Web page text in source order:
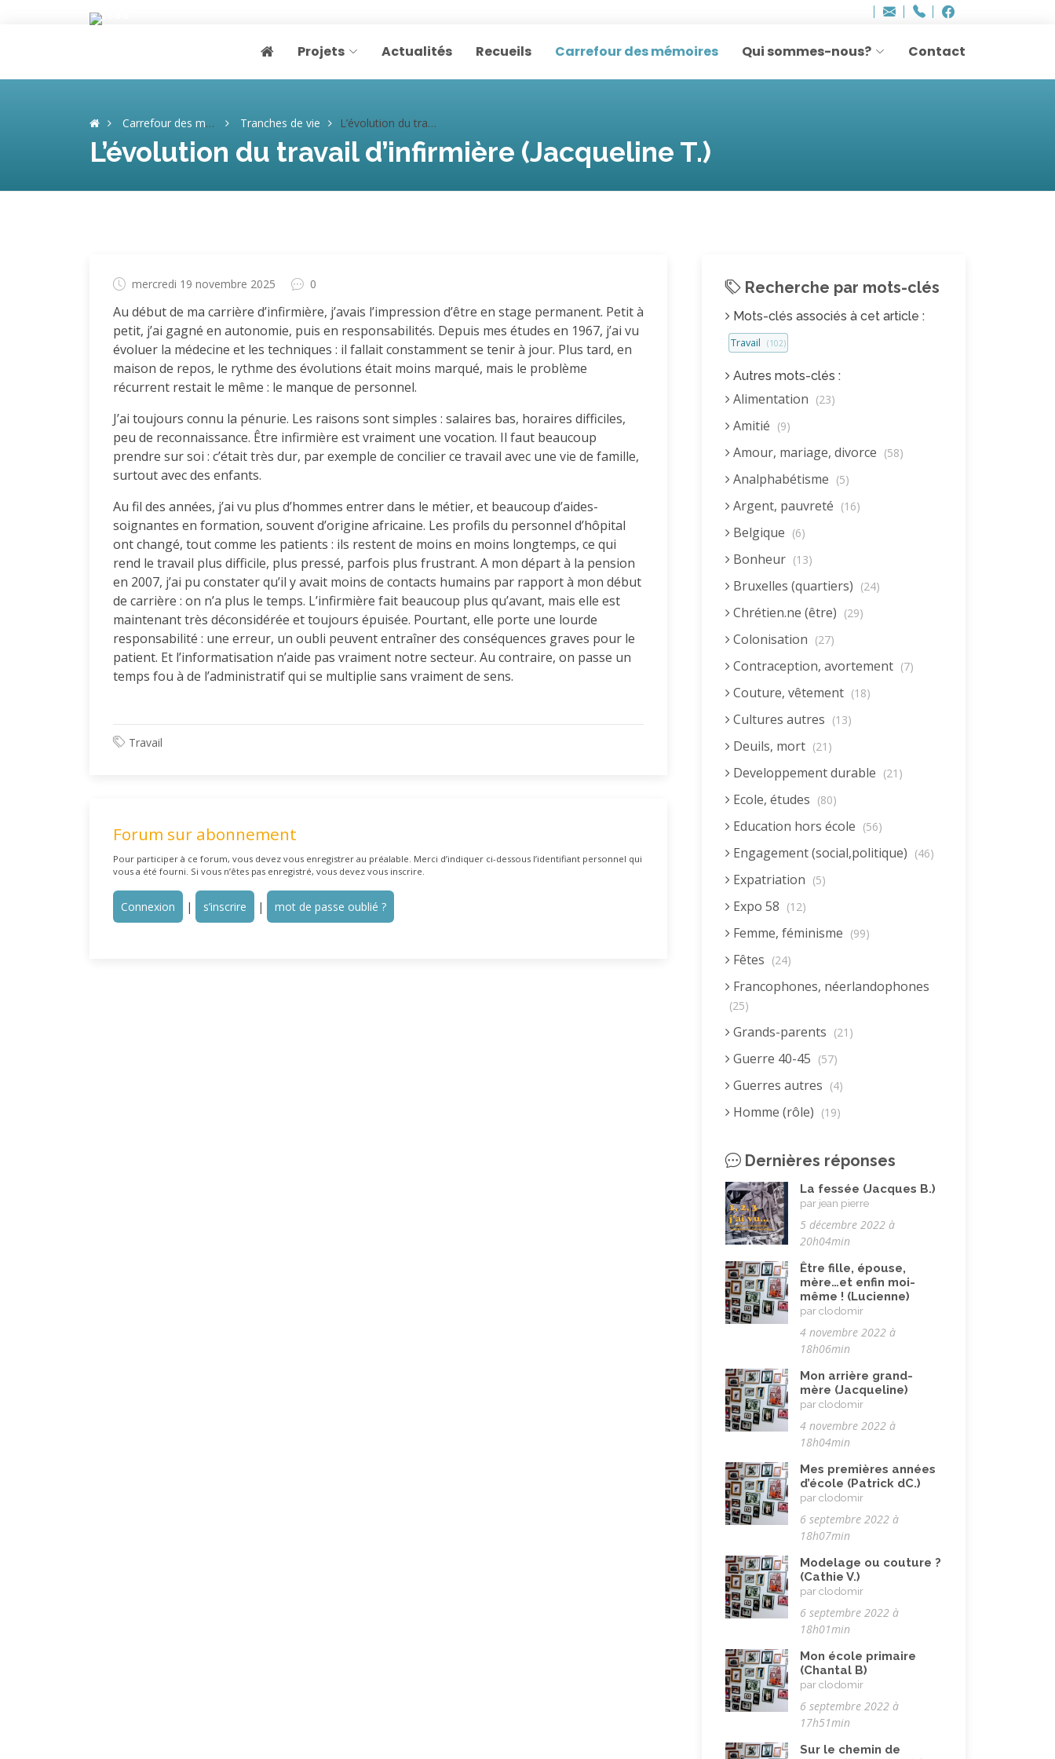
Adresse
mail
info..hâthe..
Tel.
Tel.
Page home
Projets Actualités Recueils Carrefour des mémoires Qui sommes-nous? Contact
Carrefour des mémoires Tranches de vie L’évolution du travail d’infirmière (Jacqueline T.)
L’évolution du travail d’infirmière (Jacqueline T.)
mercredi 19 novembre 2025 0
Au début de ma carrière d’infirmière, j’avais l’impression d’être en stage permanent. Petit à
petit, j’ai gagné en autonomie, puis en responsabilités. Depuis mes études en 1967, j’ai vu
évoluer la médecine et les techniques : il fallait constamment se tenir à jour. Plus tard, en
maison de repos, le rythme des évolutions était moins marqué, mais le problème
récurrent restait le même : le manque de personnel.
J’ai toujours connu la pénurie. Les raisons sont simples : salaires bas, horaires difficiles,
peu de reconnaissance. Être infirmière est vraiment une vocation. Il faut beaucoup
prendre sur soi : c’était très dur, par exemple de concilier ce travail avec une vie de famille,
surtout avec des enfants.
Au fil des années, j’ai vu plus d’hommes entrer dans le métier, et beaucoup d’aides-
soignantes en formation, souvent d’origine africaine. Les profils du personnel d’hôpital
ont changé, tout comme les patients : ils restent de moins en moins longtemps, ce qui
rend le travail plus difficile, plus pressé, parfois plus frustrant. A mon départ à la pension
en 2007, j’ai pu constater qu’il y avait moins de contacts humains par rapport à mon début
de carrière : on n’a plus le temps. L’infirmière fait beaucoup plus qu’avant, mais elle est
maintenant très déconsidérée et toujours épuisée. Pourtant, elle porte une lourde
responsabilité : une erreur, un oubli peuvent entraîner des conséquences graves pour le
patient. Et l’informatisation n’aide pas vraiment notre secteur. Au contraire, on passe un
temps fou à de l’administratif qui se multiplie sans vraiment de sens.
Travail
Forum sur abonnement
Pour participer à ce forum, vous devez vous enregistrer au préalable. Merci d’indiquer ci-dessous l’identifiant personnel qui
vous a été fourni. Si vous n’êtes pas enregistré, vous devez vous inscrire.
Connexion | s’inscrire | mot de passe oublié ?
Recherche par mots-clés
Mots-clés associés à cet article :
Travail (102)
Autres mots-clés :
Alimentation (23)
Amitié (9)
Amour, mariage, divorce (58)
Analphabétisme (5)
Argent, pauvreté (16)
Belgique (6)
Bonheur (13)
Bruxelles (quartiers) (24)
Chrétien.ne (être) (29)
Colonisation (27)
Contraception, avortement (7)
Couture, vêtement (18)
Cultures autres (13)
Deuils, mort (21)
Developpement durable (21)
Ecole, études (80)
Education hors école (56)
Engagement (social,politique) (46)
Expatriation (5)
Expo 58 (12)
Femme, féminisme (99)
Fêtes (24)
Francophones, néerlandophones
(25)
Grands-parents (21)
Guerre 40-45 (57)
Guerres autres (4)
Homme (rôle) (19)
Immigration européenne et
descendants (23)
Immigration nord africaine et
descendants (18)
descendants (18)
Juif.ve (être) (10)
LGBTQIA+ (8)
Loisirs, jeux (34)
Mai 68 (8)
Maladie, handicap (23)
Musulman.e (être)
Nature, animaux
Pandémie Covid 19 (4)
Parents (être) (19)
(10)
Religion, valeurs et éthique (33)
Rencontres interculturelles
Retraite (4)
Rêves (12)
Solidarité (24)
Solitude (8)
Technologie (évolution)
Dernières réponses
La fessée (Jacques B.)
par jean pierre
5 décembre 2022 à
20h04min
Être fille, épouse,
mère…et enfin moi-
même ! (Lucienne)
par clodomir
4 novembre 2022 à
18h06min
Mon arrière grand-
mère (Jacqueline)
par clodomir
4 novembre 2022 à
18h04min
Mes premières années
d’école (Patrick dC.)
par clodomir
6 septembre 2022 à
18h07min
Modelage ou couture ?
(Cathie V.)
par clodomir
6 septembre 2022 à
18h01min
Mon école primaire
(Chantal B)
par clodomir
6 septembre 2022 à
17h51min
Sur le chemin de